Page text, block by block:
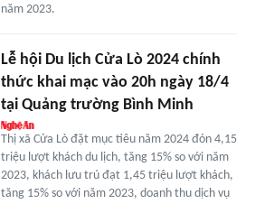
năm 2023.
Lễ hội Du lịch Cửa Lò 2024 chính
thức khai mạc vào 20h ngày 18/4
tại Quảng trường Bình Minh
Thị xã Cửa Lò đặt mục tiêu năm 2024 đón 4,15
triệu lượt khách du lịch, tăng 15% so với năm
2023, khách lưu trú đạt 1,45 triệu lượt khách,
tăng 15% so với năm 2023, doanh thu dịch vụ